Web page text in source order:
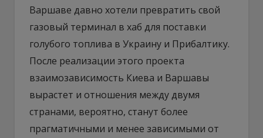
Варшаве давно хотели превратить свой
газовый терминал в хаб для поставки
голубого топлива в Украину и Прибалтику.
После реализации этого проекта
взаимозависимость Киева и Варшавы
вырастет и отношения между двумя
странами, вероятно, станут более
прагматичными и менее зависимыми от